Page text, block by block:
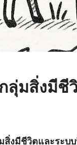
ลุ่มสิ่งมีชี
สิ่งมีชีวิตและระบ